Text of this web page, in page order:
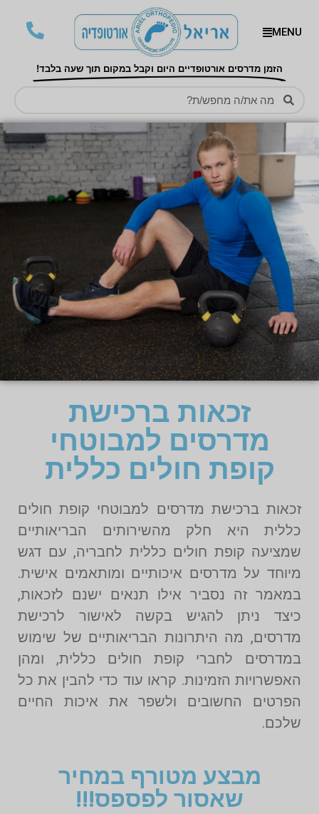
MENU
הזמן מדרסים אורטופדיים היום וקבל במקום תוך שעה בלבד!
זכאות ברכישת
מדרסים למבוטחי
קופת חולים כללית
זכאות ברכישת מדרסים למבוטחי קופת חולים
כללית היא חלק מהשירותים הבריאותיים
שמציעה קופת חולים כללית לחבריה, עם דגש
מיוחד על מדרסים איכותיים ומותאמים אישית.
במאמר זה נסביר אילו תנאים ישנם לזכאות,
כיצד ניתן להגיש בקשה לאישור לרכישת
מדרסים, מה היתרונות הבריאותיים של שימוש
במדרסים לחברי קופת חולים כללית, ומהן
האפשרויות הזמינות. קראו עוד כדי להבין את כל
הפרטים החשובים ולשפר את איכות החיים
שלכם.
מבצע מטורף במחיר
שאסור לפספס!!!